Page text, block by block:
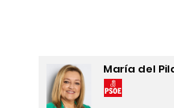
María del